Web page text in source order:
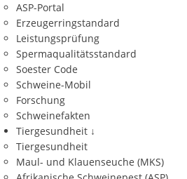
ASP-Portal
Erzeugerringstandard
Leistungsprüfung
Spermaqualitätsstandard
Soester Code
Schweine-Mobil
Forschung
Schweinefakten
Tiergesundheit ↓
Tiergesundheit
Maul- und Klauenseuche (MKS)